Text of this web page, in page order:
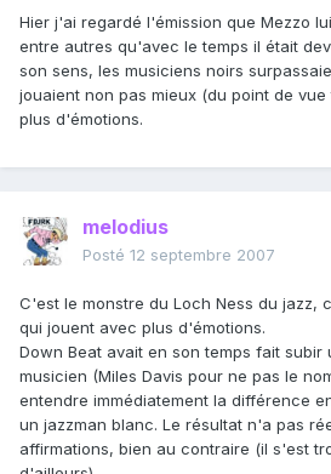
Hier j'ai regardé l'émission que Mezzo
entre autres qu'avec le temps il était
son sens, les musiciens noirs
jouaient non pas mieux (du point de
plus d'émotions.
melodius
Posté 12 septembre 2007
C'est le monstre du Loch Ness du jazz,
qui jouent avec plus d'émotions.
Down Beat avait en son temps fait subir
musicien (Miles Davis pour ne pas le
entendre immédiatement la différence
un jazzman blanc. Le résultat n'a pas
affirmations, bien au contraire (il s'est